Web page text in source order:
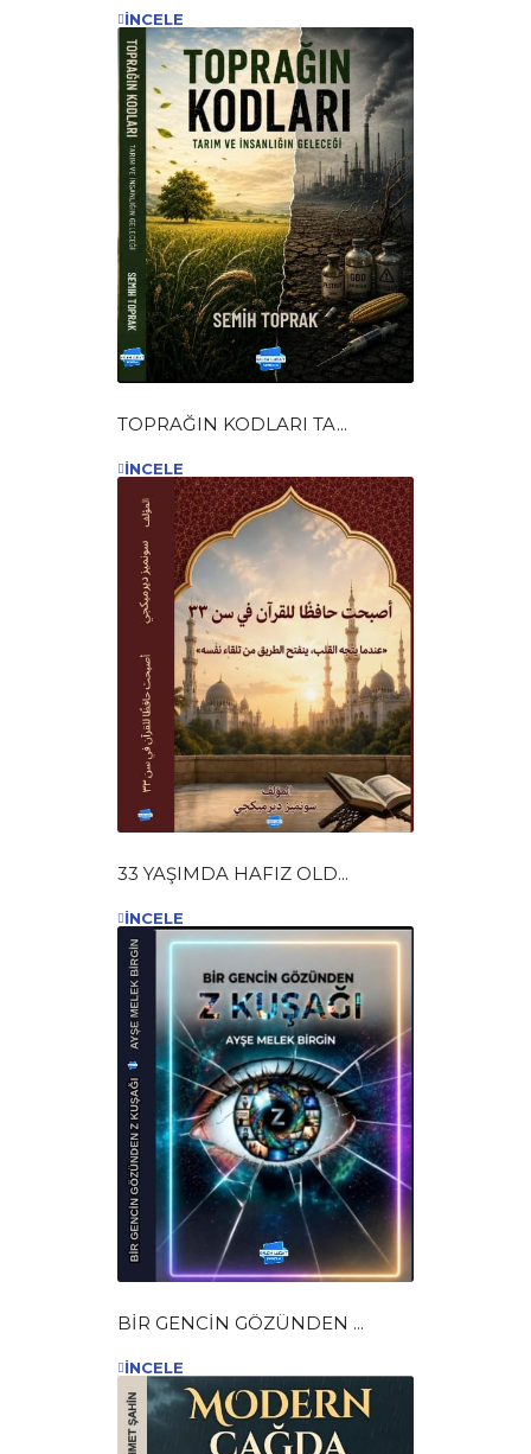
İNCELE
TOPRAĞIN KODLARI TA...
İNCELE
33 YAŞIMDA HAFIZ OLD...
İNCELE
BİR GENCİN GÖZÜNDEN ...
İNCELE